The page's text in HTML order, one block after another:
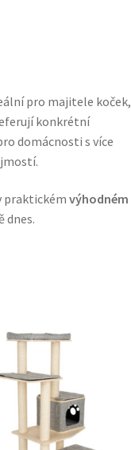
pro majitele koček,
konkrétní
domácnosti s více
praktickém výhodném
dnes.